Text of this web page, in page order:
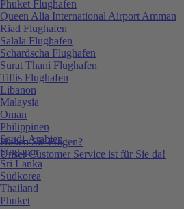
Haben Sie Fragen?
Unser Customer Service ist für Sie da!
Phuket Flughafen
Queen Alia International Airport Amman
Riad Flughafen
Salala Flughafen
Schardscha Flughafen
Surat Thani Flughafen
Tiflis Flughafen
Libanon
Malaysia
Oman
Philippinen
Saudi-Arabien
Singapur
Sri Lanka
Südkorea
Thailand
Phuket